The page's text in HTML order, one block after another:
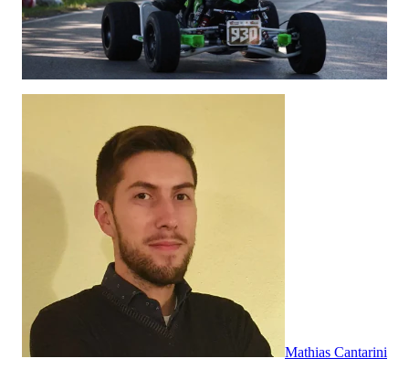
Mathias Cantarini